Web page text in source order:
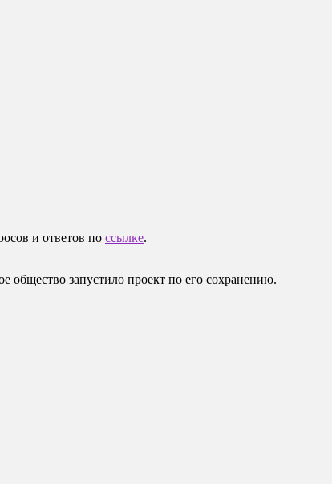
и ответов по ссылке.
общество запустило проект по его сохранению.